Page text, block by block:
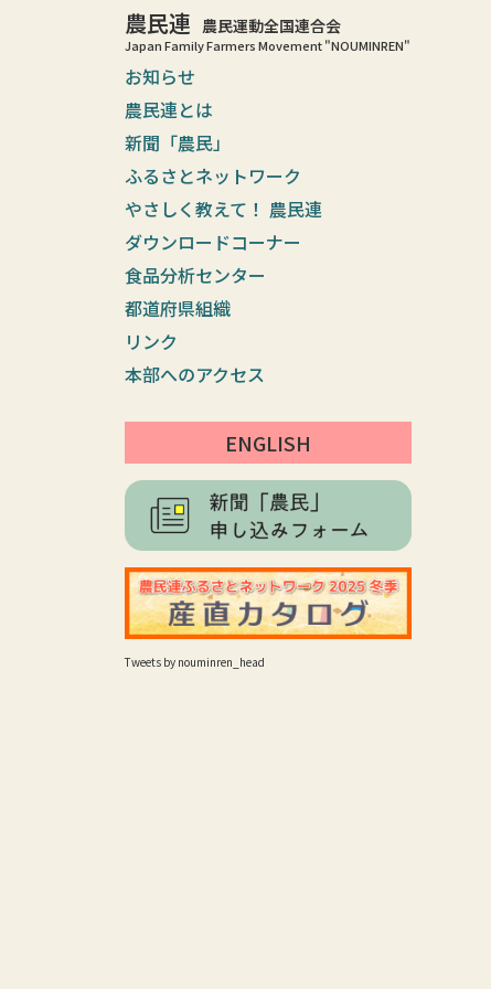
農民連 農民運動全国連合会
Japan Family Farmers Movement "NOUMINREN"
お知らせ
農民連とは
新聞「農民」
ふるさとネットワーク
やさしく教えて！ 農民連
ダウンロードコーナー
食品分析センター
都道府県組織
リンク
本部へのアクセス
ENGLISH
Tweets by nouminren_head